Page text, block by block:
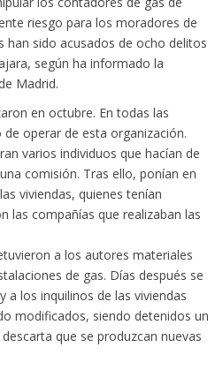
riesgo para los moradores de
han sido acusados de ocho delitos
según ha informado la
Madrid.
en octubre. En todas las
operar de esta organización.
varios individuos que hacían de
comisión. Tras ello, ponían en
viviendas, quienes tenían
las compañías que realizaban las
a los autores materiales
de gas. Días después se
a los inquilinos de las viviendas
modificados, siendo detenidos un
que se produzcan nuevas